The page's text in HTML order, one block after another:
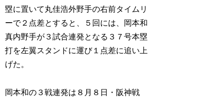
塁に置いて丸佳浩外野手の右前タイムリ
ーで２点差とすると、５回には、岡本和
真内野手が３試合連発となる３７号本塁
打を左翼スタンドに運び１点差に追い上
げた。
岡本和の３戦連発は８月８日・阪神戦